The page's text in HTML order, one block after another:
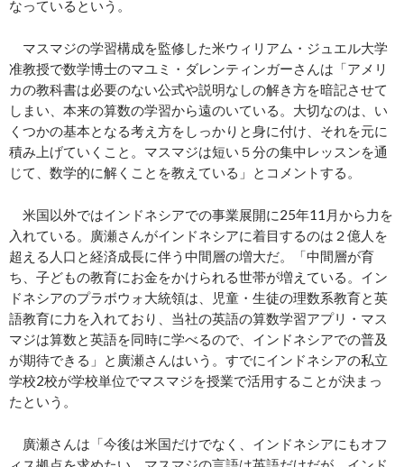
なっているという。
マスマジの学習構成を監修した米ウィリアム・ジュエル大学
准教授で数学博士のマユミ・ダレンティンガーさんは「アメリ
カの教科書は必要のない公式や説明なしの解き方を暗記させて
しまい、本来の算数の学習から遠のいている。大切なのは、い
くつかの基本となる考え方をしっかりと身に付け、それを元に
積み上げていくこと。マスマジは短い５分の集中レッスンを通
じて、数学的に解くことを教えている」とコメントする。
米国以外ではインドネシアでの事業展開に25年11月から力を
入れている。廣瀬さんがインドネシアに着目するのは２億人を
超える人口と経済成長に伴う中間層の増大だ。「中間層が育
ち、子どもの教育にお金をかけられる世帯が増えている。イン
ドネシアのプラボウォ大統領は、児童・生徒の理数系教育と英
語教育に力を入れており、当社の英語の算数学習アプリ・マス
マジは算数と英語を同時に学べるので、インドネシアでの普及
が期待できる」と廣瀬さんはいう。すでにインドネシアの私立
学校2校が学校単位でマスマジを授業で活用することが決まっ
たという。
廣瀬さんは「今後は米国だけでなく、インドネシアにもオフ